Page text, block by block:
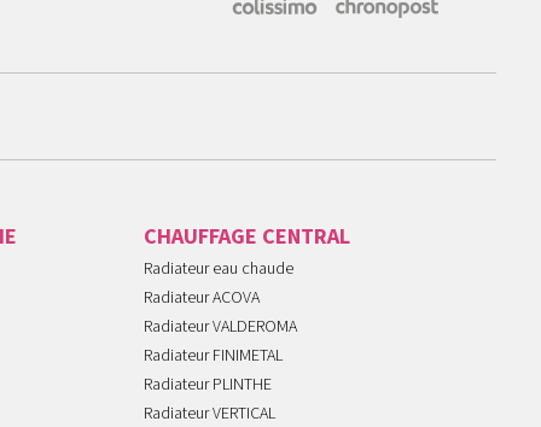
CHAUFFAGE CENTRAL
Radiateur eau chaude
Radiateur ACOVA
Radiateur VALDEROMA
Radiateur FINIMETAL
Radiateur PLINTHE
Radiateur VERTICAL